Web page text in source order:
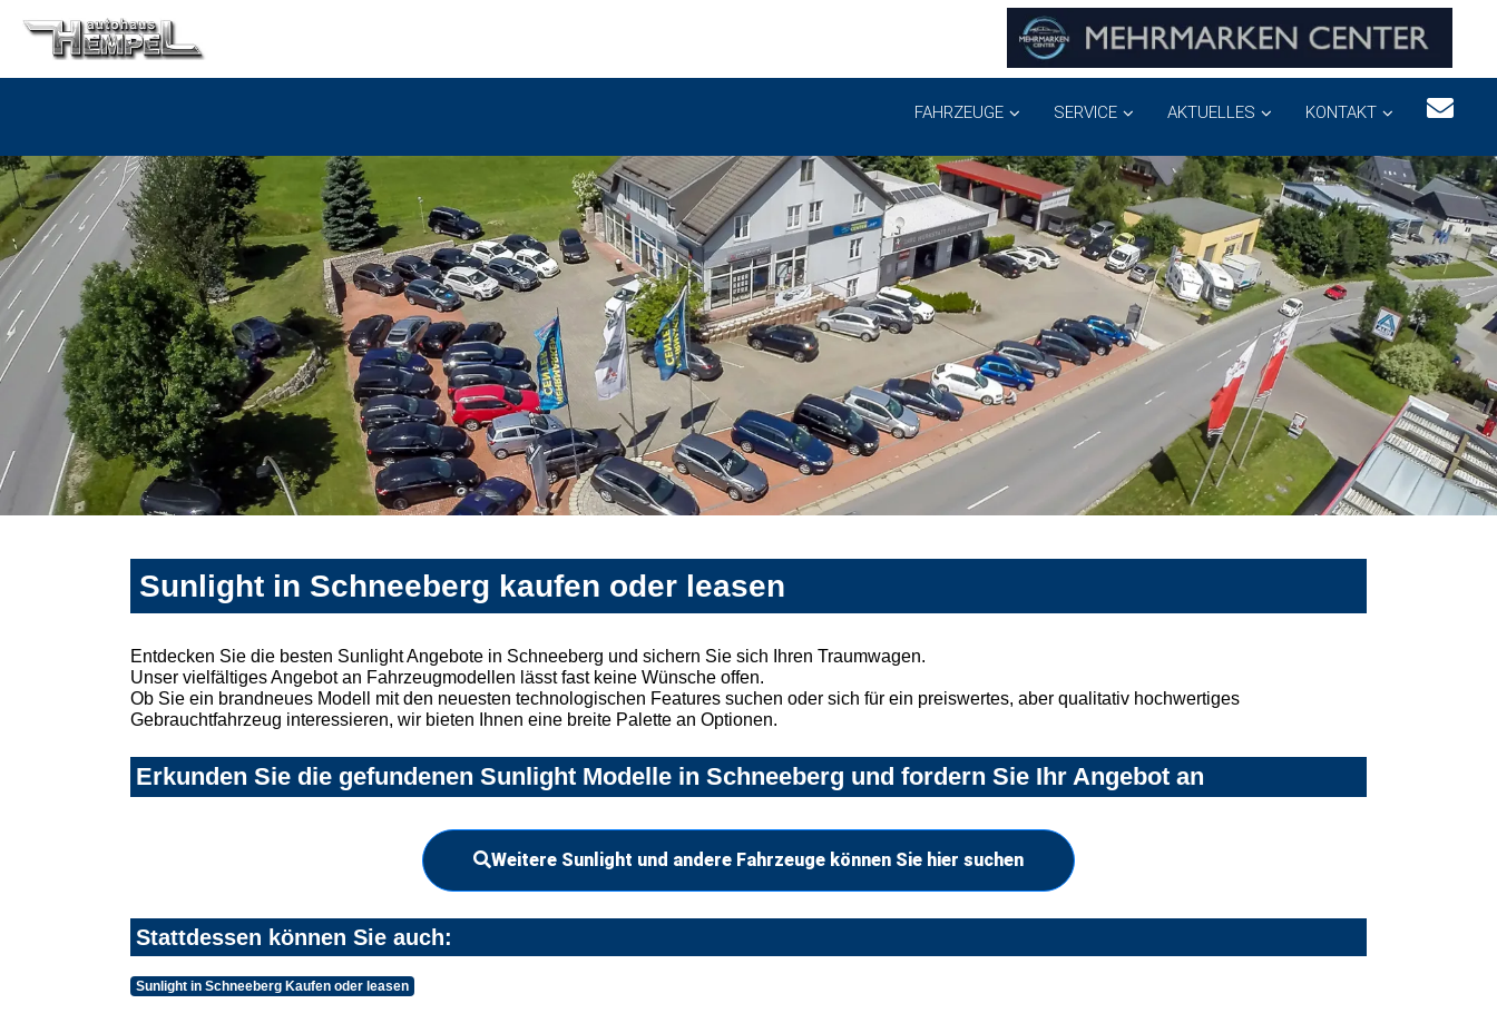
FAHRZEUGE SERVICE AKTUELLES KONTAKT
Sunlight in Schneeberg kaufen oder leasen
Entdecken Sie die besten Sunlight Angebote in Schneeberg und sichern Sie sich Ihren Traumwagen.
Unser vielfältiges Angebot an Fahrzeugmodellen lässt fast keine Wünsche offen.
Ob Sie ein brandneues Modell mit den neuesten technologischen Features suchen oder sich für ein preiswertes, aber qualitativ hochwertiges
Gebrauchtfahrzeug interessieren, wir bieten Ihnen eine breite Palette an Optionen.
Erkunden Sie die gefundenen Sunlight Modelle in Schneeberg und fordern Sie Ihr Angebot an
Weitere Sunlight und andere Fahrzeuge können Sie hier suchen
Stattdessen können Sie auch:
Sunlight in Schneeberg Kaufen oder leasen